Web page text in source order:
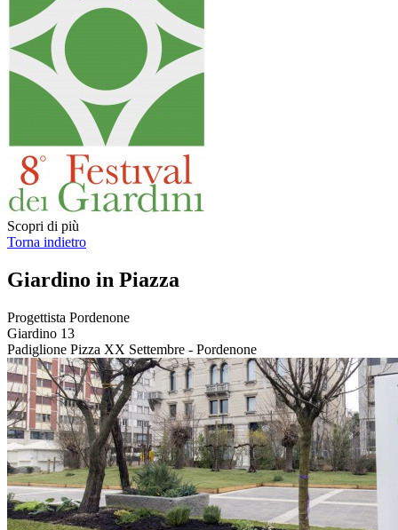
Scopri di più
Torna indietro
Giardino in Piazza
Progettista Pordenone
Giardino 13
Padiglione Pizza XX Settembre - Pordenone